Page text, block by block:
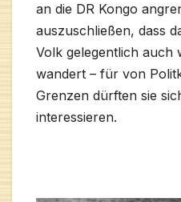
an die DR Kongo
auszuschließen, dass
Volk gelegentlich auch
wandert – für von
Grenzen dürften sie
interessieren.